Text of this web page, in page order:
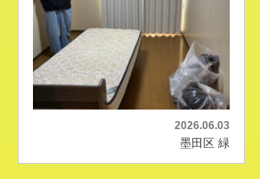
2026.06.03
墨田区 緑